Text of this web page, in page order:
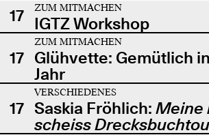
17
ZUM MITMACHEN
IGTZ Workshop
17
ZUM MITMACHEN
Glühvette: Gemütlich
Jahr
17
VERSCHIEDENES
Saskia Fröhlich: Meine
scheiss